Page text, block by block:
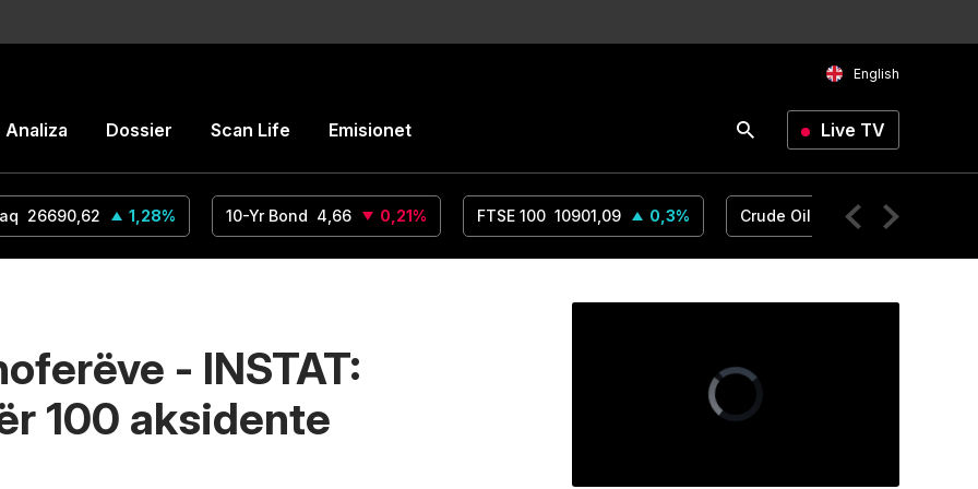
English
Analiza Dossier Scan Life Emisionet Live TV
26690,62 1,28% 10-Yr Bond 4,66 0,21% FTSE 100 10901,09 0,3% Crude Oil 78,18 1,14
- INSTAT:
100 aksidente